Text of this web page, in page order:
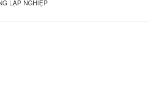
LẬP NGHIỆP